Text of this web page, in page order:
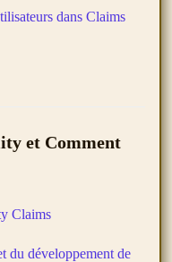
dans Claims
et Comment
Claims
du développement de